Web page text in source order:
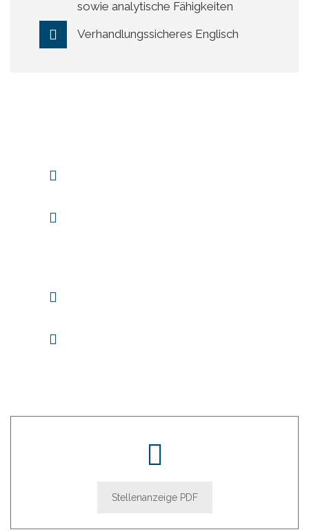
sowie analytische Fähigkeiten
Verhandlungssicheres Englisch
Stellenanzeige PDF